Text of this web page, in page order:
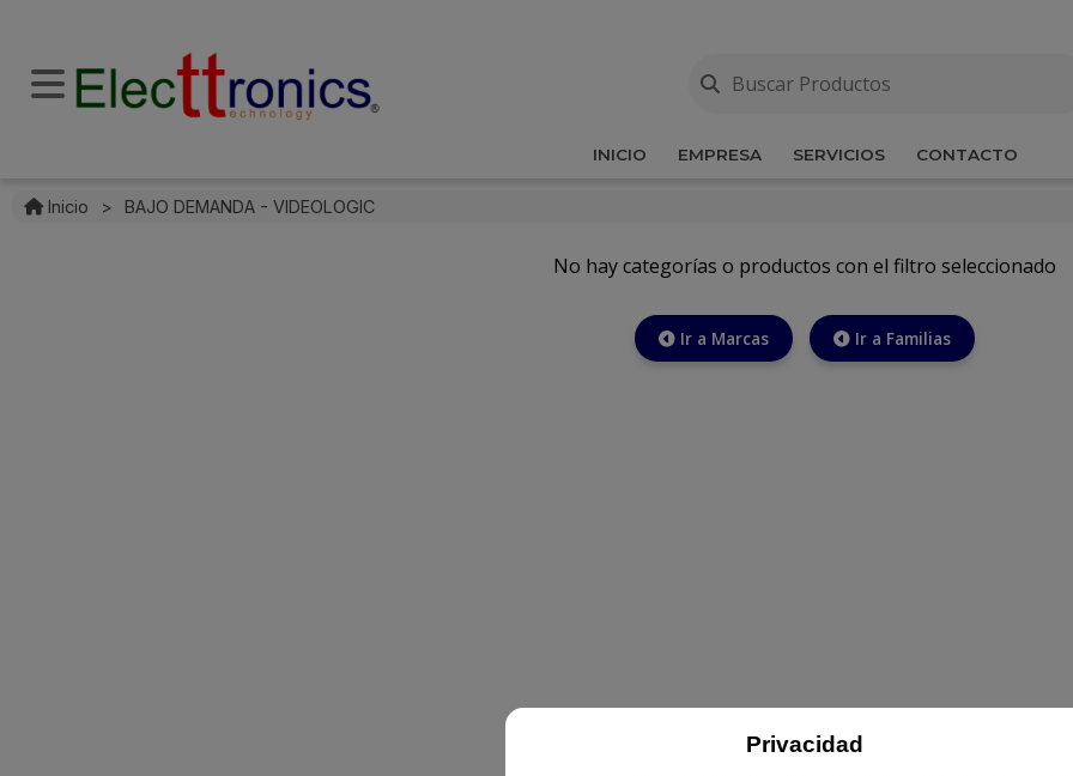
Privacidad
INICIO EMPRESA SERVICIOS CONTACTO
Inicio > BAJO DEMANDA - VIDEOLOGIC
No hay categorías o productos con el filtro seleccionado
Ir a Marcas Ir a Familias